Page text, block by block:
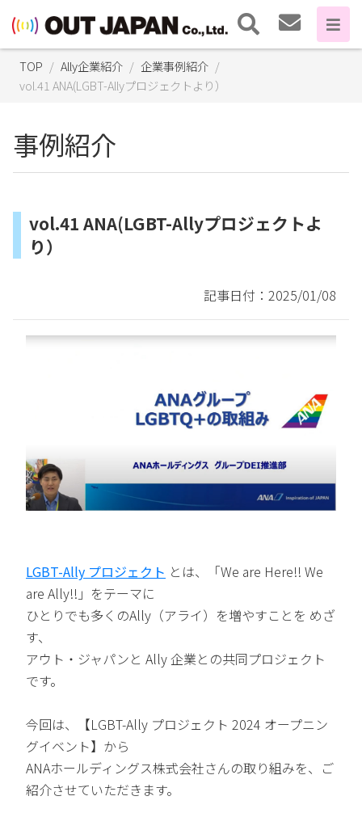
TOP Ally企業紹介
企業事例紹介
vol.41 ANA(LGBT-Allyプロジェクトより）
事例紹介
vol.41 ANA(LGBT-Allyプロジェクトよ
り）
記事日付：2025/01/08
LGBT-Ally プロジェクト とは、「We are Here!! We
are Ally!!」をテーマに
ひとりでも多くのAlly（アライ）を増やすことを めざ
す、
アウト・ジャパンと Ally 企業との共同プロジェクト
です。
今回は、【LGBT-Ally プロジェクト 2024 オープニン
グイベント】から
ANAホールディングス株式会社さんの取り組みを、ご
紹介させていただきます。